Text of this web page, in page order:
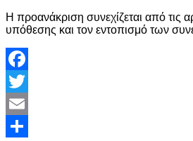
Η προανάκριση συνεχίζεται από τις
υπόθεσης και τον εντοπισμό των
Facebook
Twitter
Email